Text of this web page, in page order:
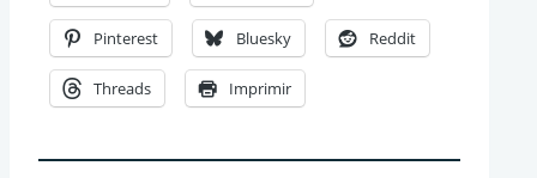
Pinterest Bluesky Reddit
Threads Imprimir